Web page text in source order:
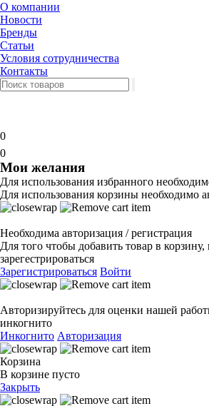
О компании
Новости
Бренды
Статьи
Условия сотрудничества
Контакты
0
0
Мои желания
Для использования избранного
Для использования корзины необходимо
Необходима авторизация / регистрация
Для того чтобы добавить товар в
зарегестрироваться
Зарегистрироваться Войти
Авторизируйтесь для оценки нашей
инкогнито
Инкогнито Авторизация
Корзина
В корзине пусто
Закрыть